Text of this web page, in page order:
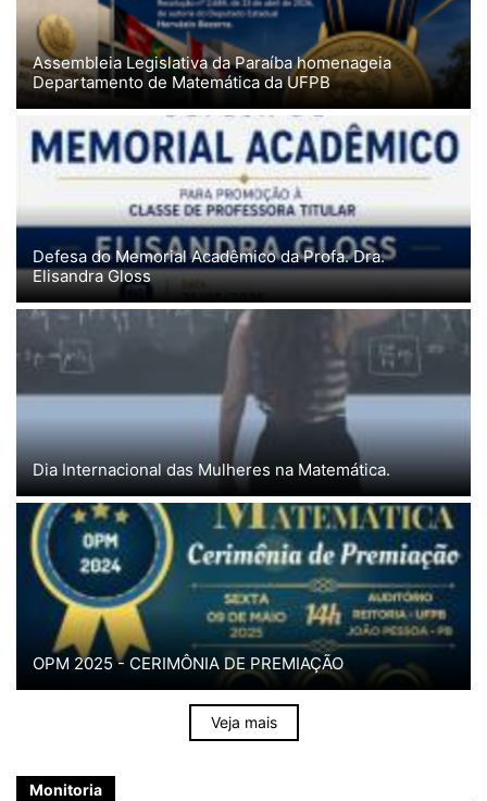
Assembleia Legislativa da Paraíba homenageia
Departamento de Matemática da UFPB
Defesa do Memorial Acadêmico da Profa. Dra.
Elisandra Gloss
Dia Internacional das Mulheres na Matemática.
OPM 2025 - CERIMÔNIA DE PREMIAÇÃO
Veja mais
Monitoria